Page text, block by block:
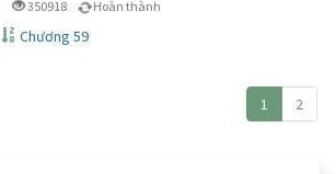
350918 Hoàn thành
Chương 59
1 2